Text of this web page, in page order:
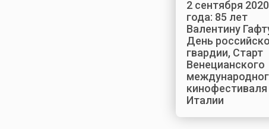
2 сентября 2020
года: 85 лет
Валентину
День
гвардии, Старт
Венецианского
кинофестиваля
Италии